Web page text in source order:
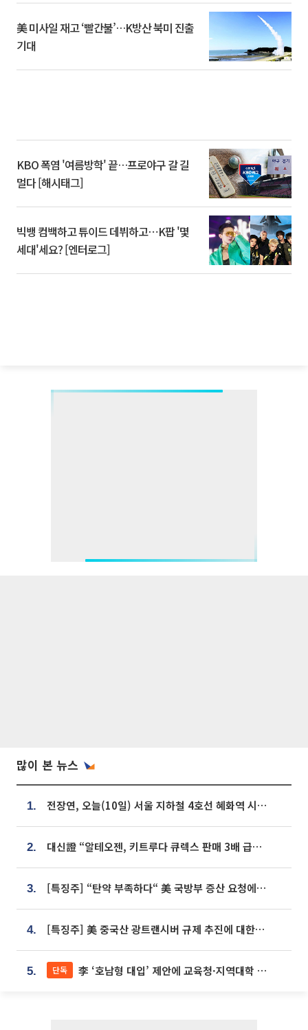
美 미사일 재고 ‘빨간불’…K방산 북미 진출
기대
KBO 폭염 '여름방학' 끝…프로야구 갈 길
멀다 [해시태그]
빅뱅 컴백하고 튜이드 데뷔하고⋯K팝 '몇
세대'세요? [엔터로그]
많이 본 뉴스
1. 전장연, 오늘(10일) 서울 지하철 4호선 혜화역 시위…1호선 용산역 무정차
2. 대신證 “알테오젠, 키트루다 큐렉스 판매 3배 급증…목표가 41만원 상향”
3. [특징주] “탄약 부족하다“ 美 국방부 증산 요청에⋯국내 방산주 급등세
4. [특징주] 美 중국산 광트랜시버 규제 추진에 대한광통신 등 광통신株 강세
5. 단독 李 ‘호남형 대입’ 제안에 교육청·지역대학 서·논술형 입시 연계 '착수'